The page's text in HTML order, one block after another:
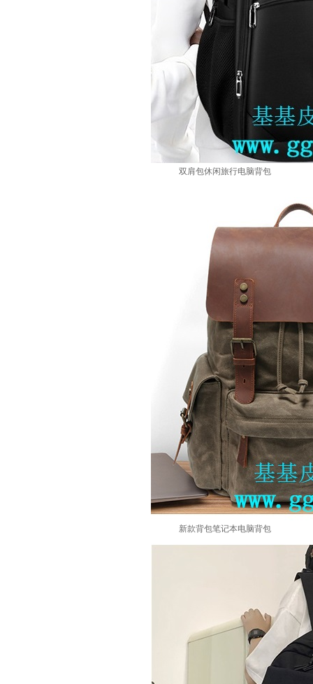
双肩包休闲旅行电脑背包
新款背包笔记本电脑背包